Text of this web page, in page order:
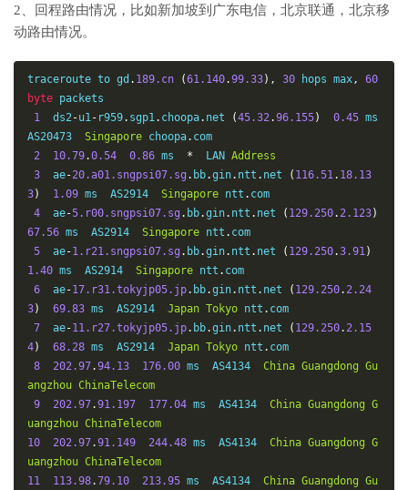
2、回程路由情况，比如新加坡到广东电信，北京联通，北京移
动路由情况。
traceroute to gd . 189.cn (61.140.99.33), 30 hops max,
60
byte packets
1
  ds2
-u1- r959. sgp1. choopa. net (45.32.96.155) 0.45 ms
AS20473 Singapore choopa. com
2
10.79.0.54 0.86 ms *
  LAN
Address
3
  ae
-20.a01.sngpsi07.sg. bb.gin. ntt . net ( 116.51. 18.13
3) 1.09 ms  AS2914 Singapore ntt . com
4
  ae
-5.r00.sngpsi07.sg. bb.gin. ntt . net ( 129.250.2.123)
67.56 ms  AS2914 Singapore ntt . com
5
  ae
-1.r21.sngpsi07.sg. bb.gin. ntt . net ( 129.250.3.91)
1.40 ms  AS2914 Singapore ntt . com
6
  ae
-17.r31.tokyjp05.jp. bb.gin. ntt . net ( 129.250.2.24
3) 69.83 ms  AS2914 Japan Tokyo ntt . com
7
  ae
-11.r27.tokyjp05.jp. bb.gin. ntt . net ( 129.250.2.15
4) 68.28 ms  AS2914 Japan Tokyo ntt . com
8
202.97.94.13 176.00 ms  AS4134 China Guangdong Gu
angzhou ChinaTelecom
9
202.97.91.197 177.04 ms  AS4134 China Guangdong G
uangzhou ChinaTelecom
10
202.97.91.149 244.48 ms  AS4134 China Guangdong G
uangzhou ChinaTelecom
11
113.98.79.10 213.95 ms  AS4134 China Guangdong Gu